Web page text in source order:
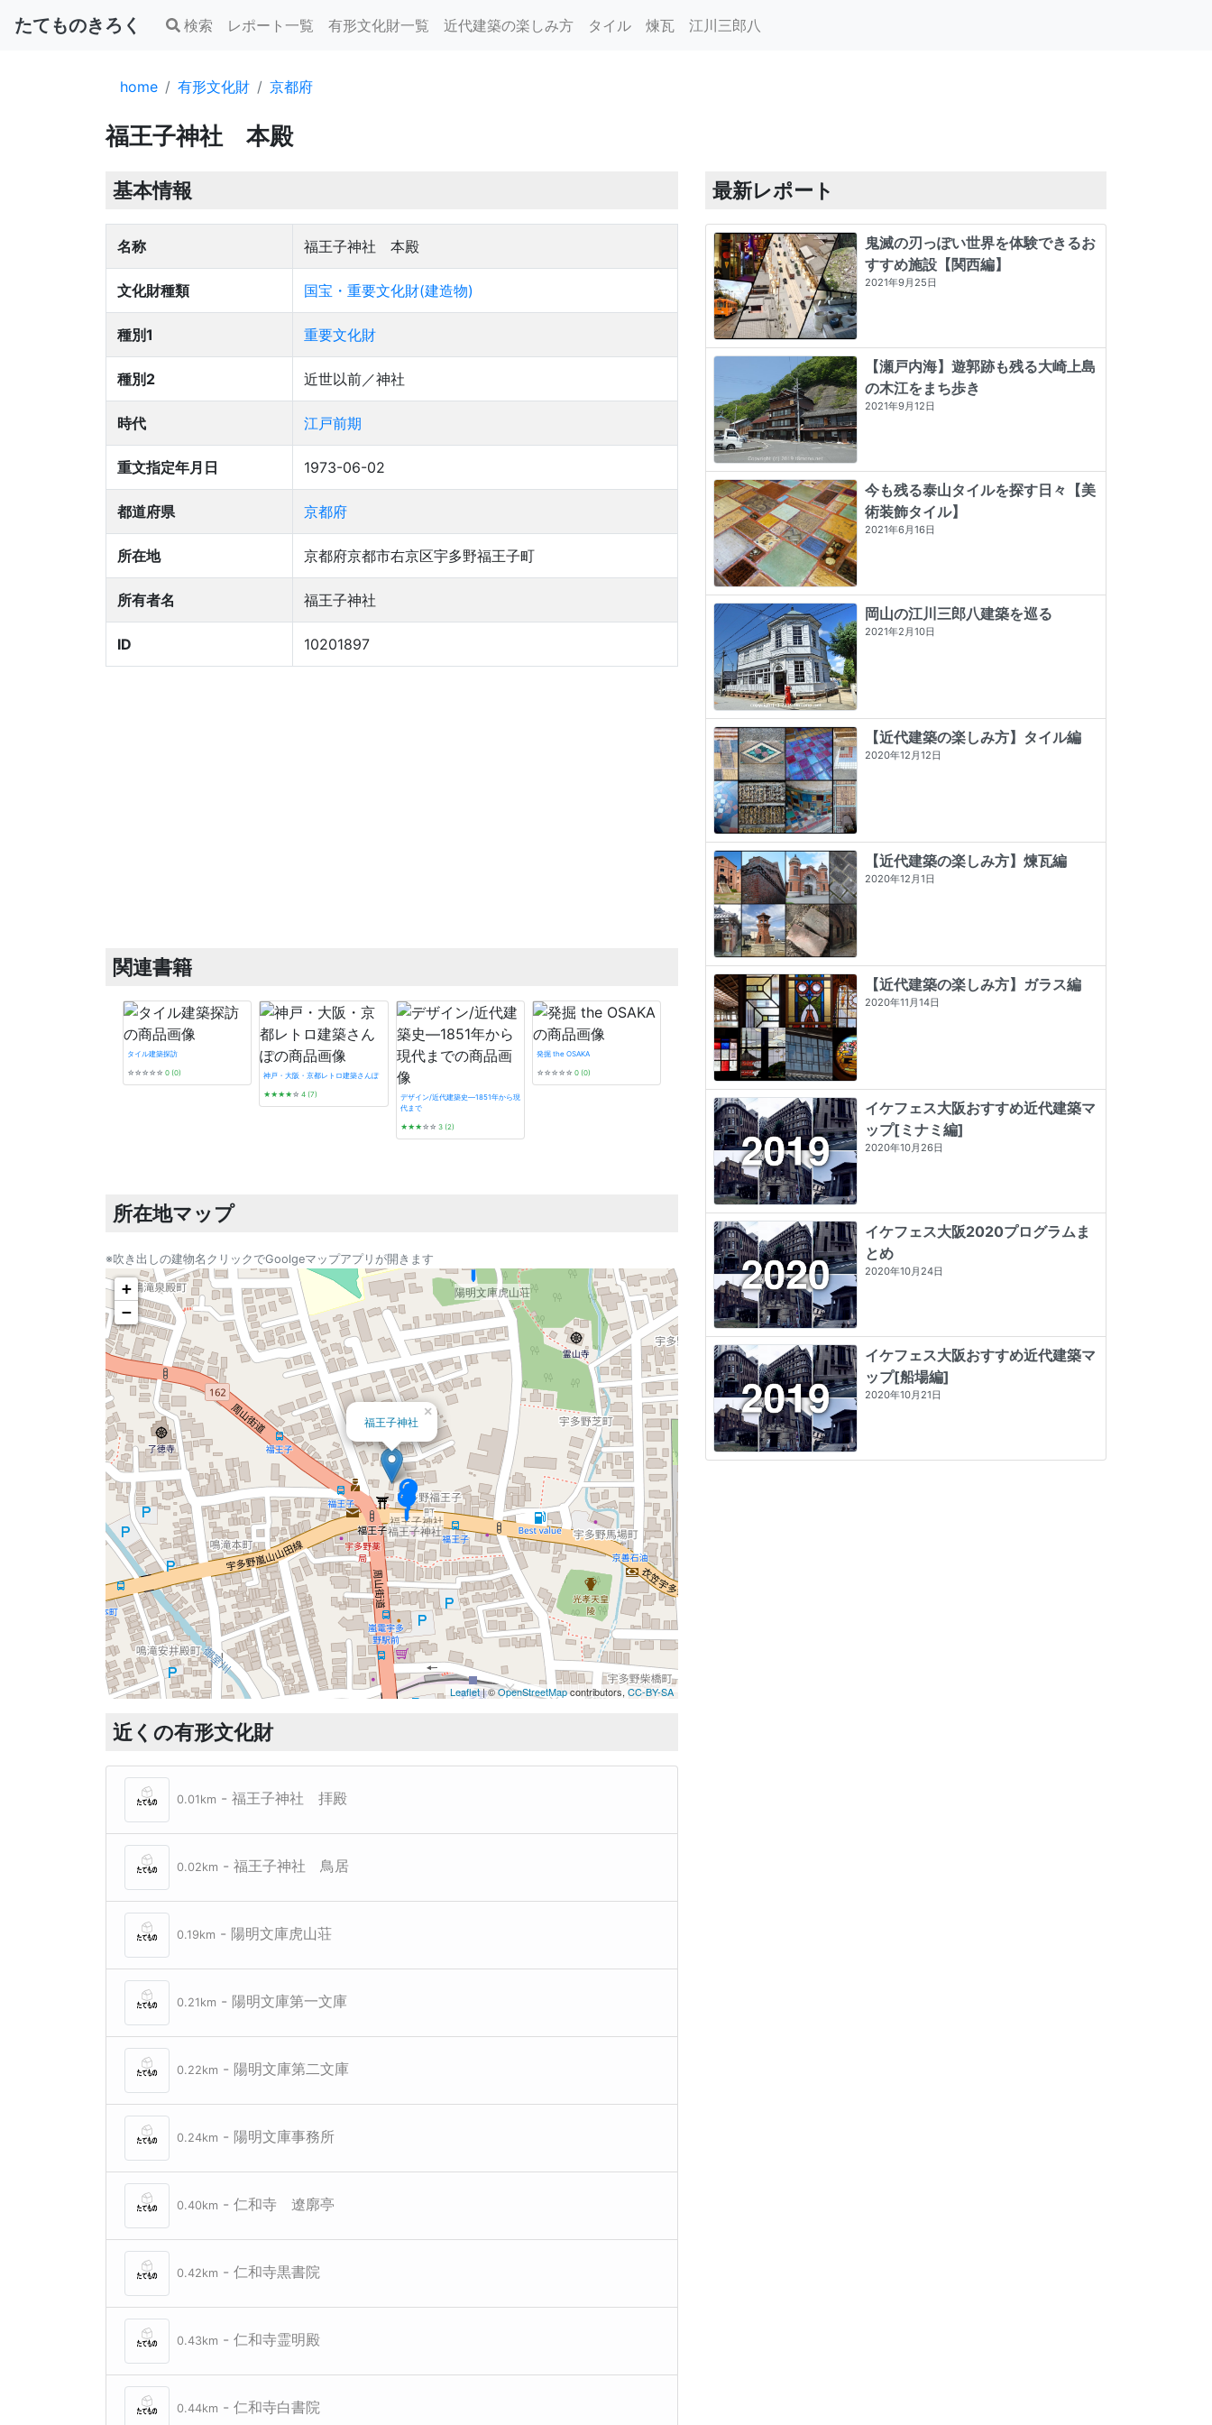
たてものきろく 検索 レポート一覧 有形文化財一覧 近代建築の楽しみ方 タイル 煉瓦 江川三郎八
home 有形文化財 京都府
福王子神社 本殿
基本情報
名称 福王子神社 本殿
文化財種類 国宝・重要文化財(建造物)
種別1 重要文化財
種別2 近世以前／神社
時代 江戸前期
重文指定年月日 1973-06-02
都道府県 京都府
所在地 京都府京都市右京区宇多野福王子町
所有者名 福王子神社
ID 10201897
関連書籍
タイル建築探訪
☆☆☆☆☆ 0 (0) 神戸・大阪・京都レトロ建築さんぽ
★★★★☆ 4 (7)
デザイン/近代建築史―1851年から現
代まで
★★★☆☆ 3 (2)
発掘 the OSAKA
☆☆☆☆☆ 0 (0)
遊廓に泊まる (とんぼの本)
4 (20)
看板建築図鑑
★★★★★ 5 (3)
昭和モダン建築巡礼 完全版1945-64
所在地マップ
※吹き出しの建物名クリックでGoolgeマップアプリが開きます
福王子神社
福王子神社
陽明文庫虎山荘
仁和寺
福王子神社
×
+
−
Leaflet| ©OpenStreetMapcontributors, CC-BY-SA
近くの有形文化財
0.01km - 福王子神社 拝殿
0.02km - 福王子神社 鳥居
0.19km - 陽明文庫虎山荘
0.21km - 陽明文庫第一文庫
0.22km - 陽明文庫第二文庫
0.24km - 陽明文庫事務所
0.40km - 仁和寺 遼廓亭
0.42km - 仁和寺黒書院
0.43km - 仁和寺霊明殿
0.44km - 仁和寺白書院
最新レポート
鬼滅の刃っぽい世界を体験できるお
すすめ施設【関西編】
2021年9月25日
【瀬戸内海】遊郭跡も残る大崎上島
の木江をまち歩き
2021年9月12日
今も残る泰山タイルを探す日々【美
術装飾タイル】
2021年6月16日
岡山の江川三郎八建築を巡る
2021年2月10日
【近代建築の楽しみ方】タイル編
2020年12月12日
【近代建築の楽しみ方】煉瓦編
2020年12月1日
【近代建築の楽しみ方】ガラス編
2020年11月14日
イケフェス大阪おすすめ近代建築マ
ップ[ミナミ編]
2020年10月26日
イケフェス大阪2020プログラムま
とめ
2020年10月24日
イケフェス大阪おすすめ近代建築マ
ップ[船場編]
2020年10月21日